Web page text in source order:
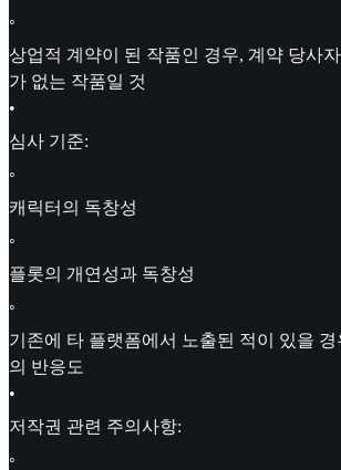
◦
상업적 계약이 된 작품인 경우, 계약 당사
가 없는 작품일 것
•
심사 기준:
◦
캐릭터의 독창성
◦
플롯의 개연성과 독창성
◦
기존에 타 플랫폼에서 노출된 적이 있을
의 반응도
•
저작권 관련 주의사항:
◦